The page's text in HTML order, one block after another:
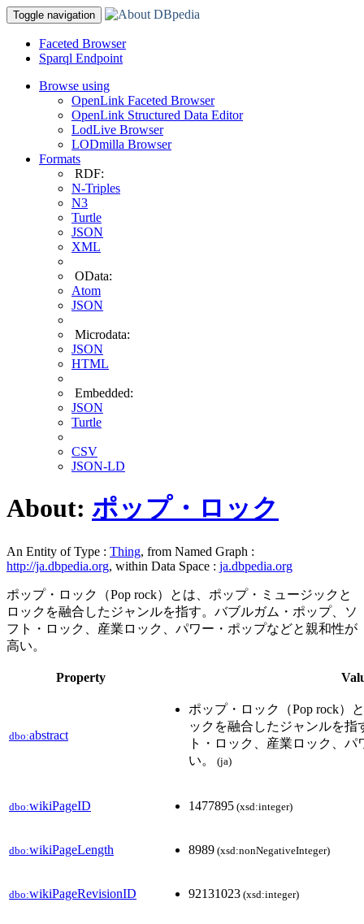
Toggle navigation
Faceted Browser
Sparql Endpoint
Browse using
OpenLink Faceted Browser
OpenLink Structured Data Editor
LodLive Browser
LODmilla Browser
Formats
RDF:
N-Triples
N3
Turtle
JSON
XML
OData:
Atom
JSON
Microdata:
JSON
HTML
Embedded:
JSON
Turtle
CSV
JSON-LD
About: ポップ・ロック
An Entity of Type : Thing, from Named Graph :
http://ja.dbpedia.org, within Data Space : ja.dbpedia.org
ポップ・ロック（Pop rock）とは、ポップ・ミュージックと
ロックを融合したジャンルを指す。バブルガム・ポップ、ソ
フト・ロック、産業ロック、パワー・ポップなどと親和性が
高い。
Property
dbo:abstract
ポップ・ロック（Pop rock）
ックを融合したジャンルを
ト・ロック、産業ロック、
い。
(ja)
dbo:wikiPageID 1477895 (xsd:integer)
dbo:wikiPageLength 8989 (xsd:nonNegativeInteger)
dbo:wikiPageRevisionID 92131023 (xsd:integer)